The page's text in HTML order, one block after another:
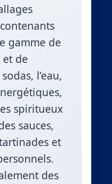
gamme de
de
l’eau,
spiritueux
sauces,
et
des